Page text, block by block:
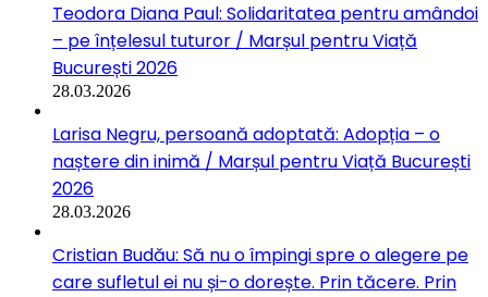
Teodora Diana Paul: Solidaritatea pentru amândoi
– pe înțelesul tuturor / Marșul pentru Viață
București 2026
28.03.2026
Larisa Negru, persoană adoptată: Adopția – o
naștere din inimă / Marșul pentru Viață București
2026
28.03.2026
Cristian Budău: Să nu o împingi spre o alegere pe
care sufletul ei nu și-o dorește. Prin tăcere. Prin